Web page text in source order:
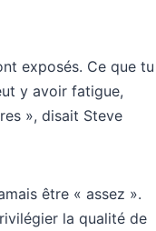
exposés. Ce que tu
y avoir fatigue,
», disait Steve
être « assez ».
la qualité de